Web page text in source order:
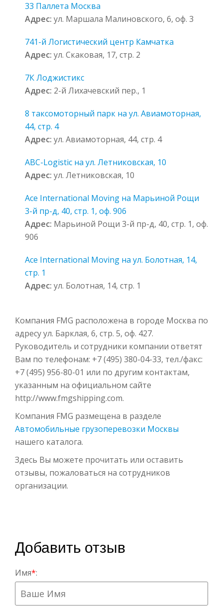
33 Паллета Москва
Адрес: ул. Маршала Малиновского, 6, оф. 3
741-й Логистический центр Камчатка
Адрес: ул. Скаковая, 17, стр. 2
7К Лоджистикс
Адрес: 2-й Лихачевский пер., 1
8 таксомоторный парк на ул. Авиамоторная,
44, стр. 4
Адрес: ул. Авиамоторная, 44, стр. 4
ABC-Logistic на ул. Летниковская, 10
Адрес: ул. Летниковская, 10
Ace International Moving на Марьиной Рощи
3-й пр-д, 40, стр. 1, оф. 906
Адрес: Марьиной Рощи 3-й пр-д, 40, стр. 1, оф.
906
Ace International Moving на ул. Болотная, 14,
стр. 1
Адрес: ул. Болотная, 14, стр. 1
Компания FMG расположена в городе Москва по
адресу ул. Барклая, 6, стр. 5, оф. 427.
Руководитель и сотрудники компании ответят
Вам по телефонам: +7 (495) 380-04-33, тел./факс:
+7 (495) 956-80-01 или по другим контактам,
указанным на официальном сайте
http://www.fmgshipping.com.
Компания FMG размещена в разделе
Автомобильные грузоперевозки Москвы
нашего каталога.
Здесь Вы можете прочитать или оставить
отзывы, пожаловаться на сотрудников
организации.
Добавить отзыв
Имя*: